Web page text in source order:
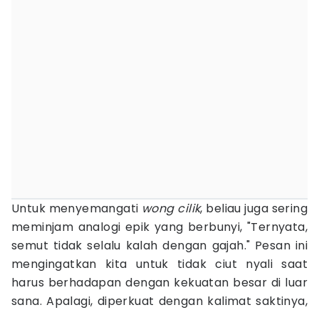
Untuk menyemangati wong cilik, beliau juga sering
meminjam analogi epik yang berbunyi, "Ternyata,
semut tidak selalu kalah dengan gajah." Pesan ini
mengingatkan kita untuk tidak ciut nyali saat
harus berhadapan dengan kekuatan besar di luar
sana. Apalagi, diperkuat dengan kalimat saktinya,